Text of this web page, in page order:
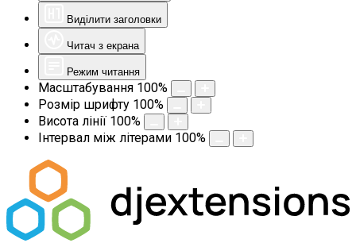
Виділити заголовки
Читач з екрана
Режим читання
Масштабування 100%
Розмір шрифту 100%
Висота лінії 100%
Інтервал між літерами 100%